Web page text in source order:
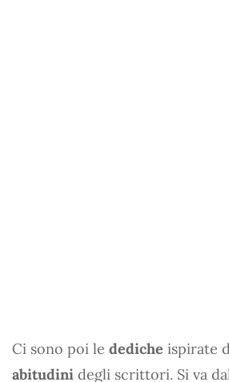
Ci sono poi le dediche ispirate
abitudini degli scrittori. Si va